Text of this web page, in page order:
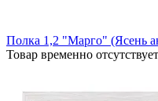
Полка 1,2 "Марго" (Ясень
Товар временно